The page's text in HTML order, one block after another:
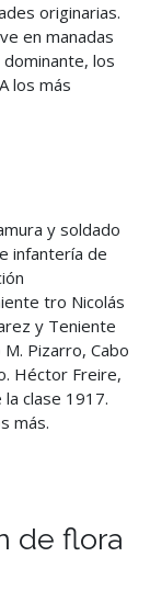
originarias.
en manadas
los
los más
y soldado
infantería de
tro Nicolás
y Teniente
Pizarro, Cabo
Héctor Freire,
clase 1917.
más.
de flora